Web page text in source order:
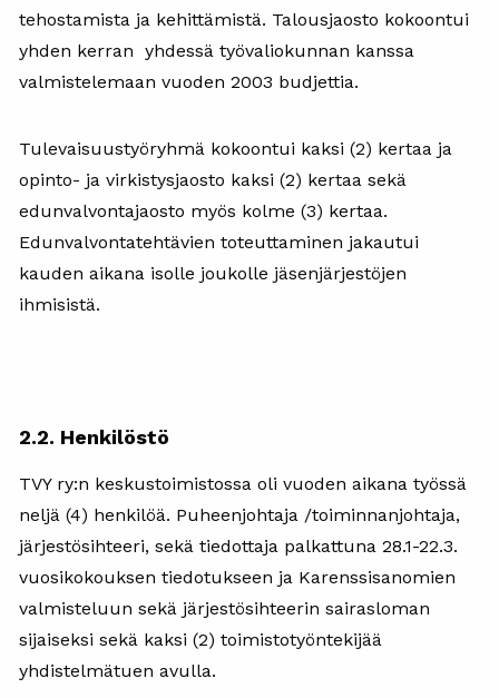
tehostamista ja kehittämistä. Talousjaosto kokoontui
yhden kerran yhdessä työvaliokunnan kanssa
valmistelemaan vuoden 2003 budjettia.
Tulevaisuustyöryhmä kokoontui kaksi (2) kertaa ja
opinto- ja virkistysjaosto kaksi (2) kertaa sekä
edunvalvontajaosto myös kolme (3) kertaa.
Edunvalvontatehtävien toteuttaminen jakautui
kauden aikana isolle joukolle jäsenjärjestöjen
ihmisistä.
2.2. Henkilöstö
TVY ry:n keskustoimistossa oli vuoden aikana työssä
neljä (4) henkilöä. Puheenjohtaja /toiminnanjohtaja,
järjestösihteeri, sekä tiedottaja palkattuna 28.1-22.3.
vuosikokouksen tiedotukseen ja Karenssisanomien
valmisteluun sekä järjestösihteerin sairasloman
sijaiseksi sekä kaksi (2) toimistotyöntekijää
yhdistelmätuen avulla.